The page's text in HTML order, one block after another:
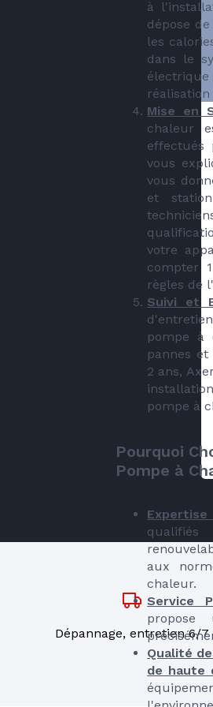
à
dépose
les
dans le
Mise en
chaleur
effectués
vous
vous
et
votre
compter
règles de
Suivi et
pompe à
pannes
2 ans,
pompe à
Pourquoi
Pompe à
aux
chaleur.
Service
propose
Qualité
de haute
Dépannage, entretien 6/7